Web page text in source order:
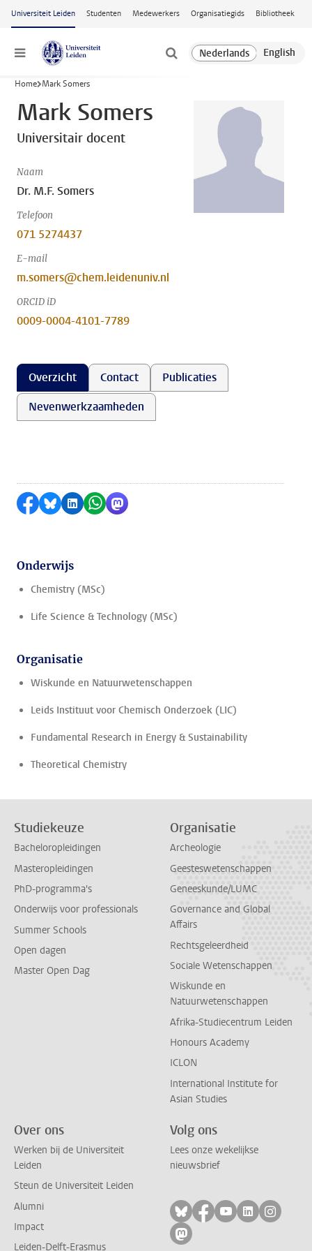
Ga naar hoofdinhoud
Universiteit Leiden Studenten Medewerkers Organisatiegids Bibliotheek
Menu
Home Mark Somers
Mark Somers
Universitair docent
Naam
Dr. M.F. Somers
Telefoon
071 5274437
E-mail
m.somers@chem.leidenuniv.nl
ORCID iD
0009-0004-4101-7789
Overzicht Contact
Publicaties
Nevenwerkzaamheden
Delen op Facebook
Delen via Bluesky
Delen op LinkedIn
Delen via WhatsApp
Delen via Mastodon
Onderwijs
Chemistry (MSc)
Life Science & Technology (MSc)
Organisatie
Wiskunde en Natuurwetenschappen
Leids Instituut voor Chemisch Onderzoek (LIC)
Fundamental Research in Energy & Sustainability
Theoretical Chemistry
Studiekeuze
Bacheloropleidingen
Masteropleidingen
PhD-programma's
Onderwijs voor professionals
Summer Schools
Open dagen
Master Open Dag
Organisatie
Archeologie
Geesteswetenschappen
Geneeskunde/LUMC
Governance and Global
Affairs
Rechtsgeleerdheid
Sociale Wetenschappen
Wiskunde en
Natuurwetenschappen
Afrika-Studiecentrum Leiden
Honours Academy
ICLON
International Institute for
Asian Studies
Over ons
Werken bij de Universiteit
Leiden
Steun de Universiteit Leiden
Alumni
Impact
Leiden-Delft-Erasmus
Volg ons
Lees onze wekelijkse
nieuwsbrief
Volg ons op bluesky
Volg ons op
Volg ons op
Volg ons
Volg
Volg ons op mastodon